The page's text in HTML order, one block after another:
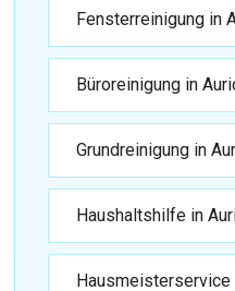
Fensterreinigung in
Büroreinigung in
Grundreinigung in
Haushaltshilfe in
Hausmeisterservice